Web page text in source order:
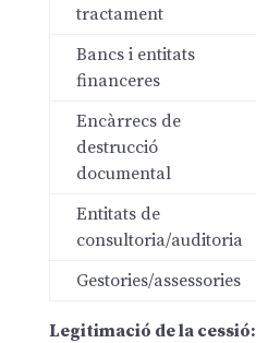
tractament
Bancs i entitats
financeres
Encàrrecs de
destrucció
documental
Entitats de
consultoria/auditoria
Gestories/assessories
Legitimació de la cessió: